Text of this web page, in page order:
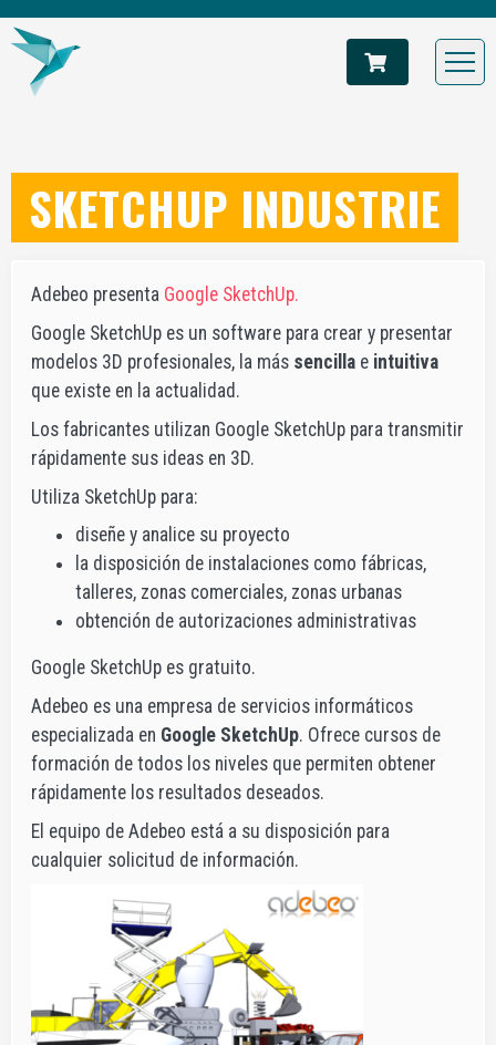
SKETCHUP INDUSTRIE
Adebeo presenta Google SketchUp.
Google SketchUp es un software para crear y presentar
modelos 3D profesionales, la más sencilla e intuitiva
que existe en la actualidad.
Los fabricantes utilizan Google SketchUp para transmitir
rápidamente sus ideas en 3D.
Utiliza SketchUp para:
diseñe y analice su proyecto
la disposición de instalaciones como fábricas,
talleres, zonas comerciales, zonas urbanas
obtención de autorizaciones administrativas
Google SketchUp es gratuito.
Adebeo es una empresa de servicios informáticos
especializada en Google SketchUp. Ofrece cursos de
formación de todos los niveles que permiten obtener
rápidamente los resultados deseados.
El equipo de Adebeo está a su disposición para
cualquier solicitud de información.